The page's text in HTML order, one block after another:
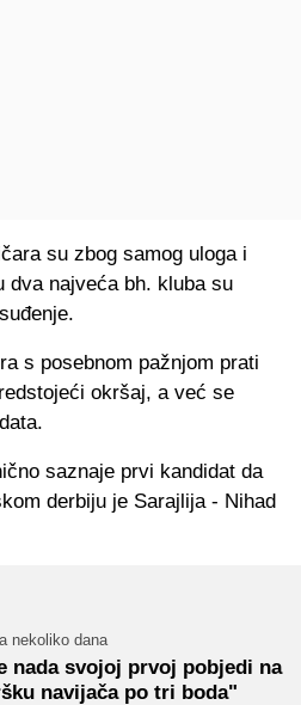
su zbog samog uloga i
dva najveća bh. kluba su
s posebnom pažnjom prati
okršaj, a već se
saznaje prvi kandidat da
derbiju je Sarajlija - Nihad
nekoliko dana
nada svojoj prvoj pobjedi na
navijača po tri boda"